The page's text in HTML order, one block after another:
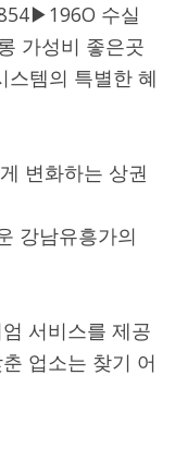
수실
가성비 좋은곳
스템의 특별한 혜
변화하는 상권
강남유흥가의
서비스를 제공
업소는 찾기 어